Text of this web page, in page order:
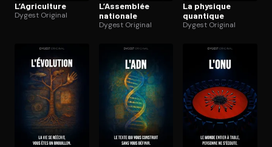
L’Agriculture
Dygest Original
L’Assemblée
nationale
Dygest Original
La physique
quantique
Dygest Original